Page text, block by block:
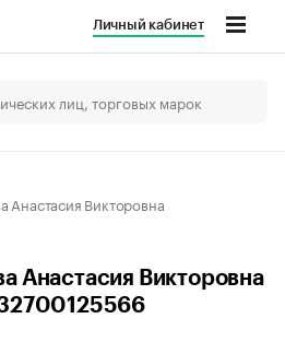
Личный кабинет
Викторовна
Анастасия Викторовна